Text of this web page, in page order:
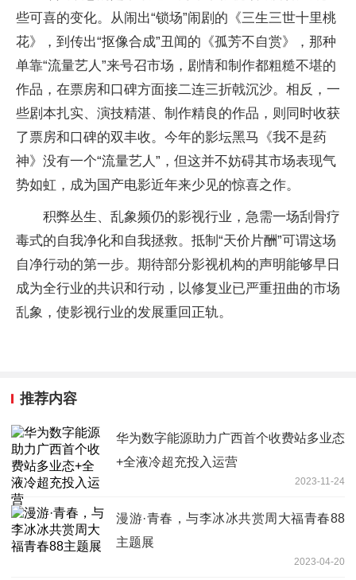
些可喜的变化。从闹出“锁场”闹剧的《三生三世十里桃
花》，到传出“抠像合成”丑闻的《孤芳不自赏》，那种
单靠“流量艺人”来号召市场，剧情和制作都粗糙不堪的
作品，在票房和口碑方面接二连三折戟沉沙。相反，一
些剧本扎实、演技精湛、制作精良的作品，则同时收获
了票房和口碑的双丰收。今年的影坛黑马《我不是药
神》没有一个“流量艺人”，但这并不妨碍其市场表现气
势如虹，成为国产电影近年来少见的惊喜之作。
积弊丛生、乱象频仍的影视行业，急需一场刮骨疗
毒式的自我净化和自我拯救。抵制“天价片酬”可谓这场
自净行动的第一步。期待部分影视机构的声明能够早日
成为全行业的共识和行动，以修复业已严重扭曲的市场
乱象，使影视行业的发展重回正轨。
推荐内容
华为数字能源助力广西首个收费站多业态
+全液冷超充投入运营
2023-11-24
漫游·青春，与李冰冰共赏周大福青春88
主题展
2023-04-20